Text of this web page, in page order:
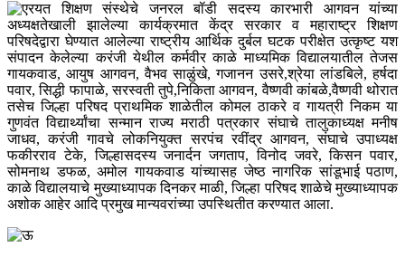
रयत शिक्षण संस्थेचे जनरल बॉडी सदस्य कारभारी आगवन यांच्या
अध्यक्षतेखाली झालेल्या कार्यक्रमात केंद्र सरकार व महाराष्ट्र शिक्षण
परिषदेद्वारा घेण्यात आलेल्या राष्ट्रीय आर्थिक दुर्बल घटक परीक्षेत उत्कृष्ट यश
संपादन केलेल्या करंजी येथील कर्मवीर काळे माध्यमिक विद्यालयातील तेजस
गायकवाड, आयुष आगवन, वैभव साळुंखे, गजानन उसरे,श्रेया लांडबिले, हर्षदा
पवार, सिद्धी फापाळे, सरस्वती तुपे,निकिता आगवन, वैष्णवी कांबळे,वैष्णवी थोरात
तसेच जिल्हा परिषद प्राथमिक शाळेतील कोमल ठाकरे व गायत्री निकम या
गुणवंत विद्यार्थ्यांचा सन्मान राज्य मराठी पत्रकार संघाचे तालुकाध्यक्ष मनीष
जाधव, करंजी गावचे लोकनियुक्त सरपंच रवींद्र आगवन, संघाचे उपाध्यक्ष
फकीरराव टेके, जिल्हासदस्य जनार्दन जगताप, विनोद जवरे, किसन पवार,
सोमनाथ डफळ, अमोल गायकवाड यांच्यासह जेष्ठ नागरिक सांडूभाई पठाण,
काळे विद्यालयाचे मुख्याध्यापक दिनकर माळी, जिल्हा परिषद शाळेचे मुख्याध्यापक
अशोक आहेर आदि प्रमुख मान्यवरांच्या उपस्थितीत करण्यात आला.